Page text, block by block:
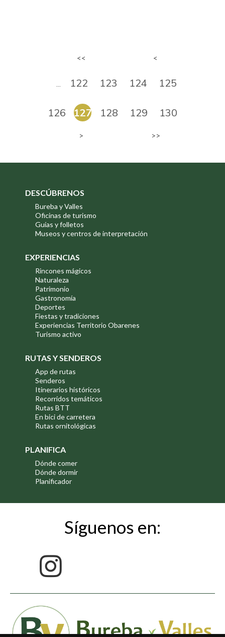
<< <
122 123 124 125
126 127 128 129 130
> >>
DESCÚBRENOS
Bureba y Valles
Oficinas de turismo
Guías y folletos
Museos y centros de interpretación
EXPERIENCIAS
Rincones mágicos
Naturaleza
Patrimonio
Gastronomía
Deportes
Fiestas y tradiciones
Experiencias Territorio Obarenes
Turismo activo
RUTAS Y SENDEROS
App de rutas
Senderos
Itinerarios históricos
Recorridos temáticos
Rutas BTT
En bici de carretera
Rutas ornitológicas
PLANIFICA
Dónde comer
Dónde dormir
Planificador
Síguenos en: